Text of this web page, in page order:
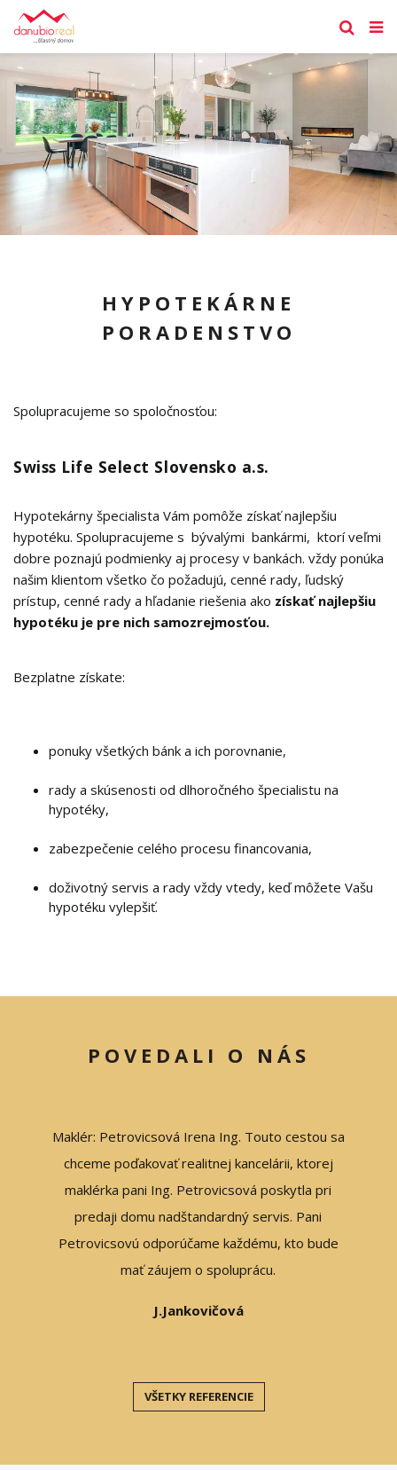
HYPOTEKÁRNE
PORADENSTVO
Spolupracujeme so spoločnosťou:
Swiss Life Select Slovensko a.s.
Hypotekárny špecialista Vám pomôže získať najlepšiu
hypotéku. Spolupracujeme s bývalými bankármi, ktorí veľmi
dobre poznajú podmienky aj procesy v bankách. vždy ponúka
našim klientom všetko čo požadujú, cenné rady, ľudský
prístup, cenné rady a hľadanie riešenia ako získať najlepšiu
hypotéku je pre nich samozrejmosťou.
Bezplatne získate:
ponuky všetkých bánk a ich porovnanie,
rady a skúsenosti od dlhoročného špecialistu na
hypotéky,
zabezpečenie celého procesu financovania,
doživotný servis a rady vždy vtedy, keď môžete Vašu
hypotéku vylepšiť.
POVEDALI O NÁS
Maklér: Petrovicsová Irena Ing. Touto cestou sa
chceme poďakovať realitnej kancelárii, ktorej
maklérka pani Ing. Petrovicsová poskytla pri
predaji domu nadštandardný servis. Pani
Petrovicsovú odporúčame každému, kto bude
mať záujem o spoluprácu.
J.Jankovičová
VŠETKY REFERENCIE